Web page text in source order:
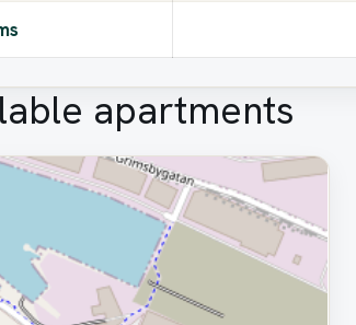
apartments